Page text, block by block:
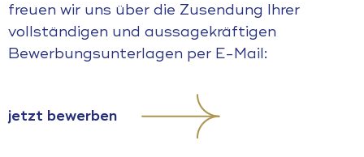
freuen wir uns über die Zusendung Ihrer
vollständigen und aussagekräftigen
Bewerbungsunterlagen per E-Mail:
jetzt bewerben